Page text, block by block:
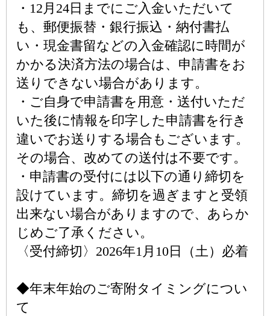
・12月24日までにご入金いただいて
も、郵便振替・銀行振込・納付書払
い・現金書留などの入金確認に時間が
かかる決済方法の場合は、申請書をお
送りできない場合があります。
・ご自身で申請書を用意・送付いただ
いた後に情報を印字した申請書を行き
違いでお送りする場合もございます。
その場合、改めての送付は不要です。
・申請書の受付には以下の通り締切を
設けています。締切を過ぎますと受領
出来ない場合がありますので、あらか
じめご了承ください。
〈受付締切〉2026年1月10日（土）必着
◆年末年始のご寄附タイミングについ
て